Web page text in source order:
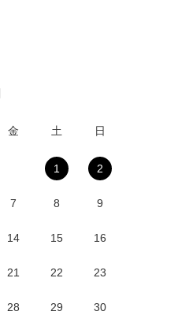
金 土 日
1 2
7 8 9
14 15 16
21 22 23
28 29 30